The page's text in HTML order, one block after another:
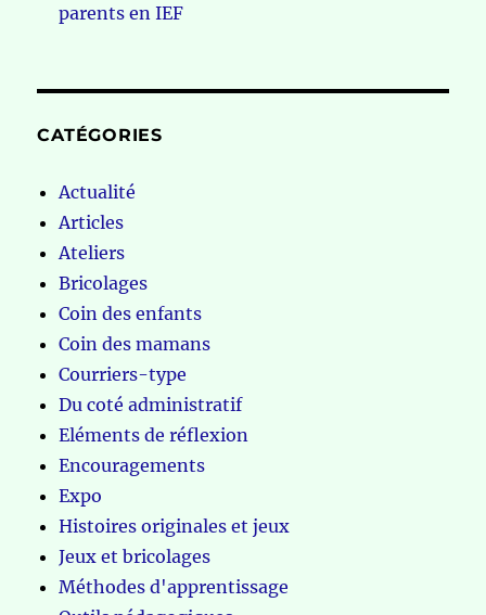
parents en IEF
CATÉGORIES
Actualité
Articles
Ateliers
Bricolages
Coin des enfants
Coin des mamans
Courriers-type
Du coté administratif
Eléments de réflexion
Encouragements
Expo
Histoires originales et jeux
Jeux et bricolages
Méthodes d'apprentissage